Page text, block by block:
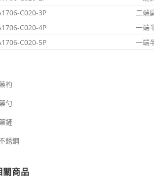
C020-3P
二端
C020-4P
一端
C020-5P
一端
杓
勺
鏟
銹鋼
關商品